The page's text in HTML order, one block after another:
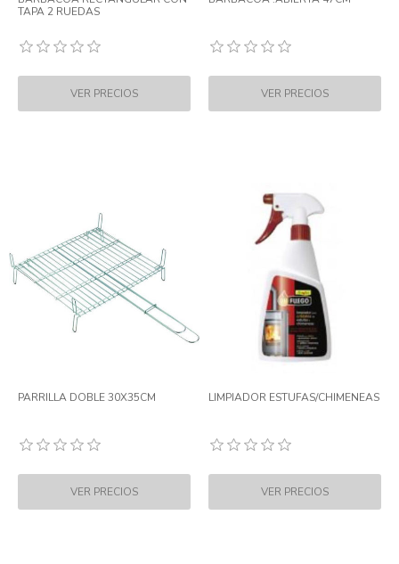
TAPA 2 RUEDAS
PARRILLA DOBLE 30X35CM LIMPIADOR ESTUFAS/CHIMENEAS